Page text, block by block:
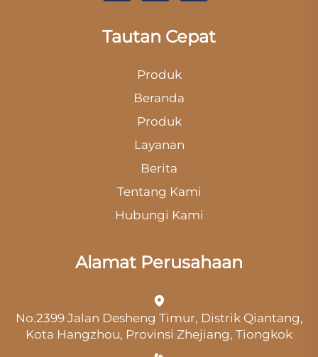
Tautan Cepat
Produk
Beranda
Produk
Layanan
Berita
Tentang Kami
Hubungi Kami
Alamat Perusahaan
No.2399 Jalan Desheng Timur, Distrik Qiantang,
Kota Hangzhou, Provinsi Zhejiang, Tiongkok